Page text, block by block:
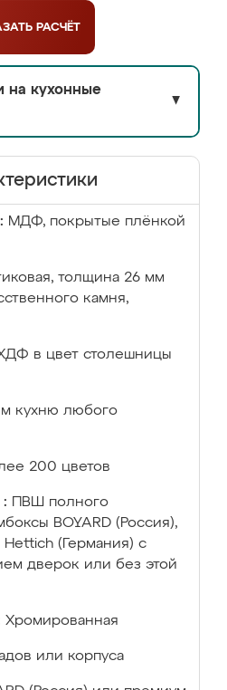
РАСЧЁТ
на кухонные
▼
МДФ, покрытые плёнкой
толщина 26 мм
камня,
в цвет столешницы
кухню любого
200 цветов
ПВШ полного
BOYARD (Россия),
(Германия) с
дверок или без этой
Хромированная
или корпуса